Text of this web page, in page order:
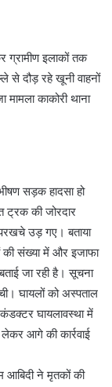
इलाकों तक
से दौड़ रहे खूनी वाहनों
काकोरी थाना
सड़क हादसा हो
की जोरदार
उड़ गए। बताया
की संख्या में और इजाफा
जा रही है। सूचना
घायलों को अस्पताल
घायलावस्था में
आगे की कार्रवाई
आबिदी ने मृतकों की